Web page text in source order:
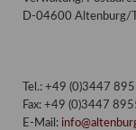
D-04600 Altenburg/
Tel.: +49 (0)3447
Fax: +49 (0)3447
E-Mail: